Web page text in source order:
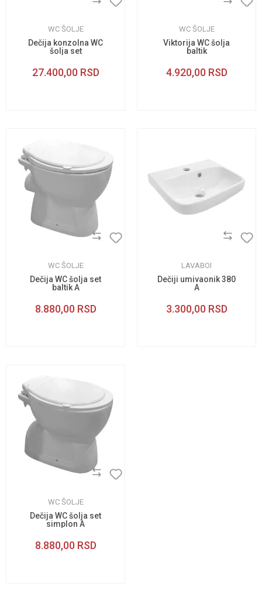
WC ŠOLJE
Dečija konzolna WC
šolja set
27.400,00 RSD
WC ŠOLJE
Viktorija WC šolja
baltik
4.920,00 RSD
WC ŠOLJE
Dečija WC šolja set
baltik A
8.880,00 RSD
LAVABOI
Dečiji umivaonik 380
A
3.300,00 RSD
WC ŠOLJE
Dečija WC šolja set
simplon A
8.880,00 RSD